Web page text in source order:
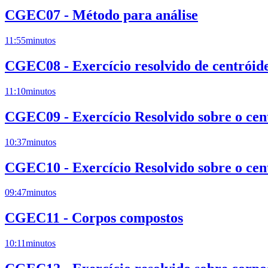
CGEC07 - Método para análise
11:55minutos
CGEC08 - Exercício resolvido de
11:10minutos
CGEC09 - Exercício Resolvido sobre o
10:37minutos
CGEC10 - Exercício Resolvido sobre o
09:47minutos
CGEC11 - Corpos compostos
10:11minutos